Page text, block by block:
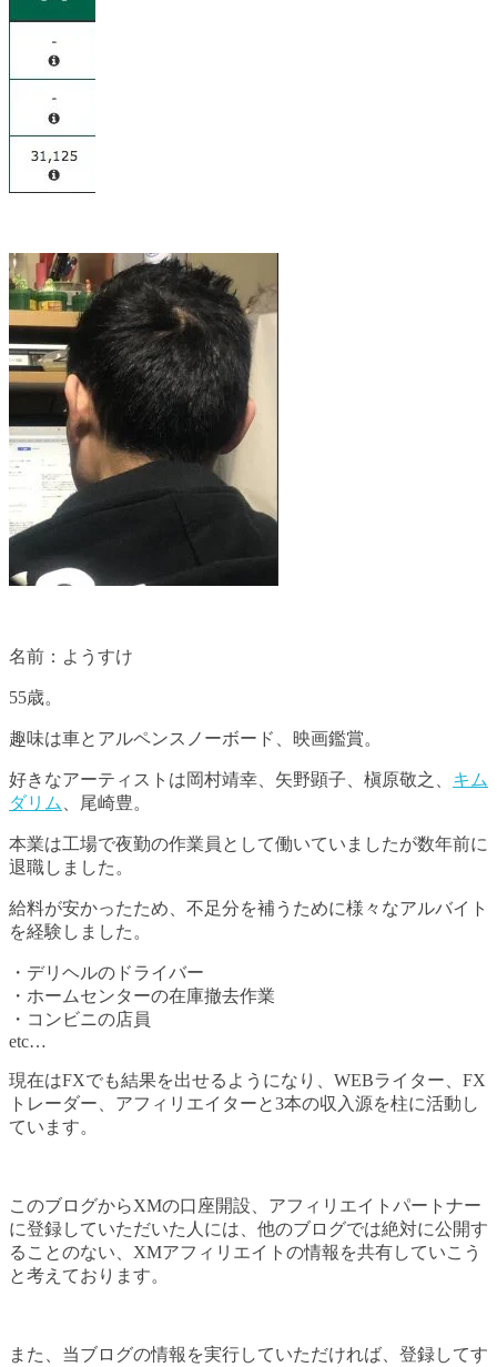
名前：ようすけ
55歳。
趣味は車とアルペンスノーボード、映画鑑賞。
好きなアーティストは岡村靖幸、矢野顕子、槇原敬之、 キム
ダリム
、尾崎豊。
本業は工場で夜勤の作業員として働いていましたが数年前に
退職しました。
給料が安かったため、不足分を補うために様々なアルバイト
を経験しました。
・デリヘルのドライバー
・ホームセンターの在庫撤去作業
・コンビニの店員
etc…
現在はFXでも結果を出せるようになり、WEBライター、FX
トレーダー、アフィリエイターと3本の収入源を柱に活動し
ています。
このブログからXMの口座開設、アフィリエイトパートナー
に登録していただいた人には、他のブログでは絶対に公開す
ることのない、XMアフィリエイトの情報を共有していこう
と考えております。
また、当ブログの情報を実行していただければ、登録してす